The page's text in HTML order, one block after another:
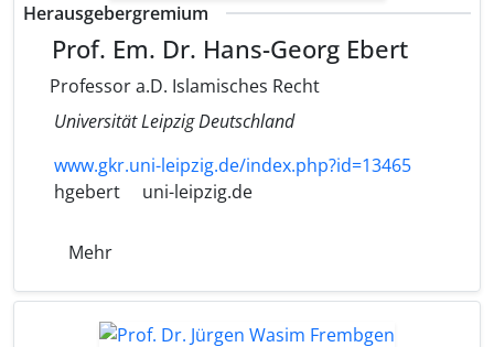
Herausgebergremium
Prof. Em. Dr. Hans-Georg Ebert
Professor a.D. Islamisches Recht
Universität Leipzig Deutschland
www.gkr.uni-leipzig.de/index.php?id=13465
hgebert
uni-leipzig.de
Mehr